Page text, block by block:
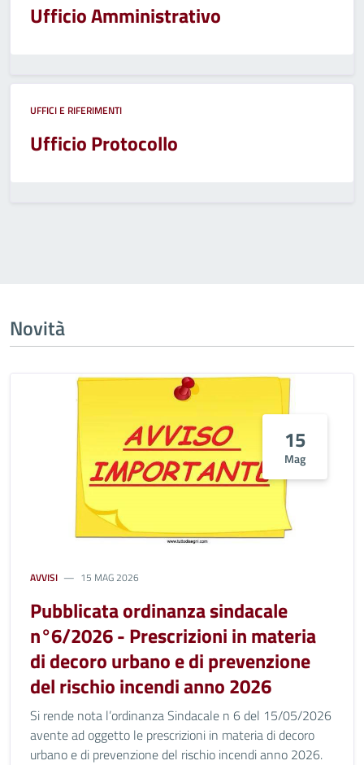
Ufficio Amministrativo
UFFICI E RIFERIMENTI
Ufficio Protocollo
Novità
15
Mag
AVVISI 15 MAG 2026
Pubblicata ordinanza sindacale
n°6/2026 - Prescrizioni in materia
di decoro urbano e di prevenzione
del rischio incendi anno 2026
Si rende nota l’ordinanza Sindacale n 6 del 15/05/2026
avente ad oggetto le prescrizioni in materia di decoro
urbano e di prevenzione del rischio incendi anno 2026.